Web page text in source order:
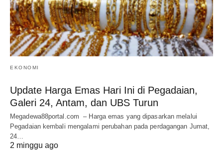
EKONOMI
Update Harga Emas Hari Ini di Pegadaian,
Galeri 24, Antam, dan UBS Turun
Megadewa88portal.com – Harga emas yang dipasarkan melalui
Pegadaian kembali mengalami perubahan pada perdagangan Jumat,
24…
2 minggu ago